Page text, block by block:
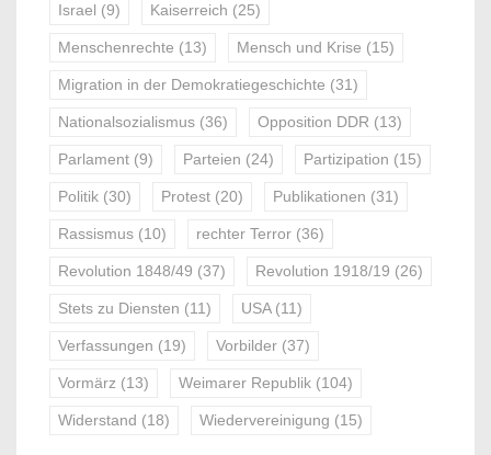
Israel (9) Kaiserreich (25)
Menschenrechte (13) Mensch und Krise (15)
Migration in der Demokratiegeschichte (31)
Nationalsozialismus (36) Opposition DDR (13)
Parlament (9) Parteien (24) Partizipation (15)
Politik (30) Protest (20) Publikationen (31)
Rassismus (10) rechter Terror (36)
Revolution 1848/49 (37) Revolution 1918/19 (26)
Stets zu Diensten (11) USA(11)
Verfassungen (19) Vorbilder (37)
Vormärz (13) Weimarer Republik (104)
Widerstand (18) Wiedervereinigung (15)